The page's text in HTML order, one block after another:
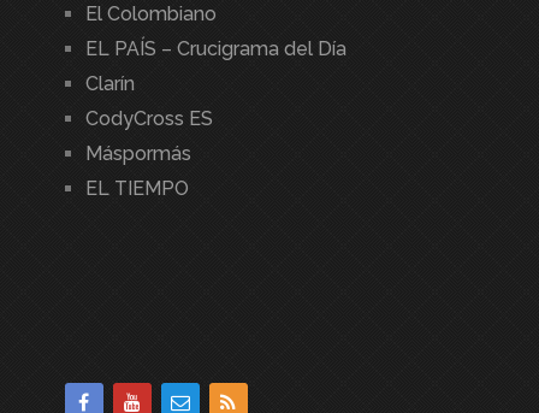
El Colombiano
EL PAÍS – Crucigrama del Día
Clarín
CodyCross ES
Máspormás
EL TIEMPO